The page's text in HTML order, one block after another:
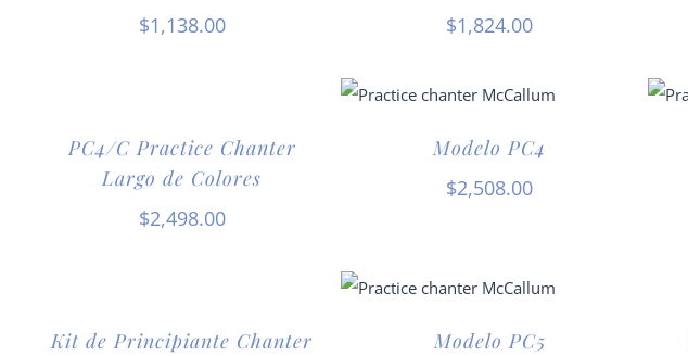
$1,138.00
$1,824.00
PC4/C Practice Chanter
Largo de Colores
$2,498.00
Modelo PC4
$2,508.00
Kit de Principiante Chanter
Modelo PC5